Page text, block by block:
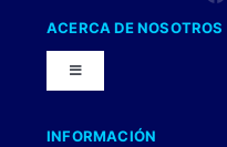
ACERCA DE NOSOTROS
Toggle
Navigation
Nuestra Compañia
INFORMACIÓN